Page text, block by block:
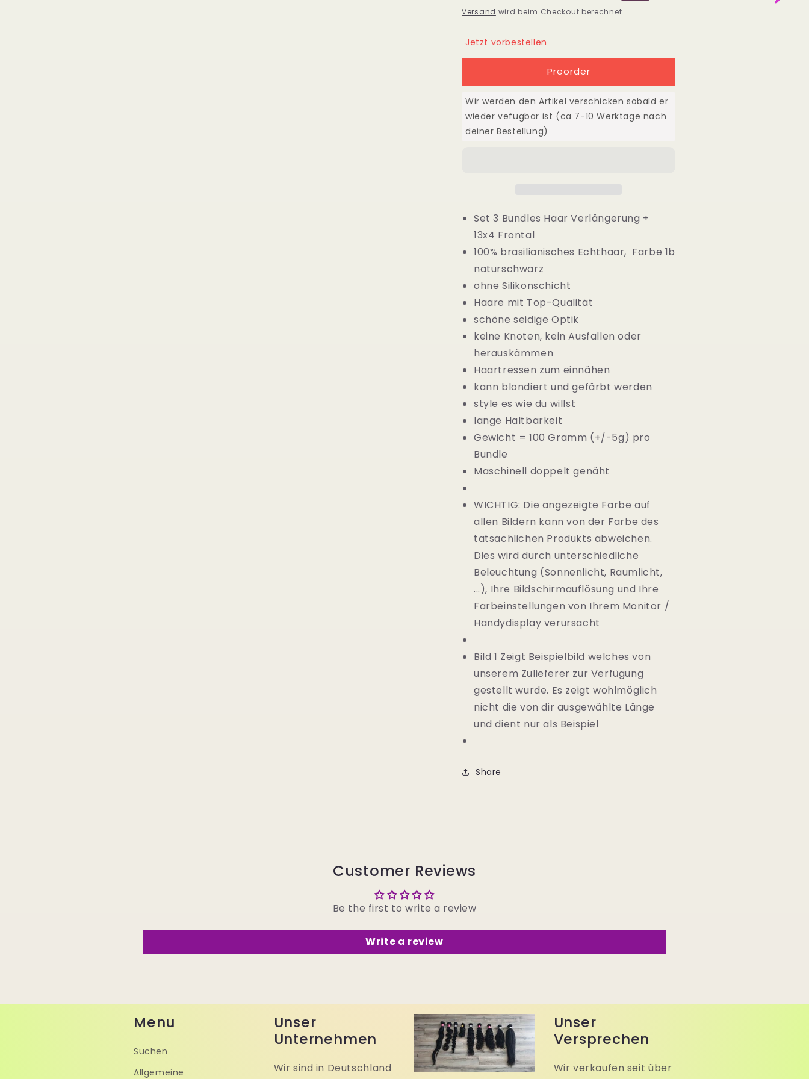
Set
Bundles
+
10&quot;-40&quot;
(25cm-
100cm)
Set
Bundles
+
13x4
10&quot;-40&quot;
(25cm-
100cm)
Preis
Versand wird beim Checkout berechnet
Jetzt vorbestellen
Preorder
Wir werden den Artikel verschicken sobald er
wieder vefügbar ist (ca 7-10 Werktage nach
deiner Bestellung)
Set 3 Bundles Haar Verlängerung +
13x4 Frontal
100% brasilianisches Echthaar, Farbe 1b
naturschwarz
ohne Silikonschicht
Haare mit Top-Qualität
schöne seidige Optik
keine Knoten, kein Ausfallen oder
herauskämmen
Haartressen zum einnähen
kann blondiert und gefärbt werden
style es wie du willst
lange Haltbarkeit
Gewicht = 100 Gramm (+/-5g) pro
Bundle
Maschinell doppelt genäht
WICHTIG: Die angezeigte Farbe auf
allen Bildern kann von der Farbe des
tatsächlichen Produkts abweichen.
Dies wird durch unterschiedliche
Beleuchtung (Sonnenlicht, Raumlicht,
...), Ihre Bildschirmauflösung und Ihre
Farbeinstellungen von Ihrem Monitor /
Handydisplay verursacht
Bild 1 Zeigt Beispielbild welches von
unserem Zulieferer zur Verfügung
gestellt wurde. Es zeigt wohlmöglich
nicht die von dir ausgewählte Länge
und dient nur als Beispiel
Share
Customer Reviews
Be the first to write a review
Write a review
Menu
Suchen
Allgemeine
Unser
Unternehmen
Wir sind in Deutschland
Unser
Versprechen
Wir verkaufen seit über